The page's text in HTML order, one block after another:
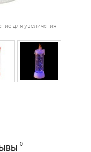
для увеличения
0